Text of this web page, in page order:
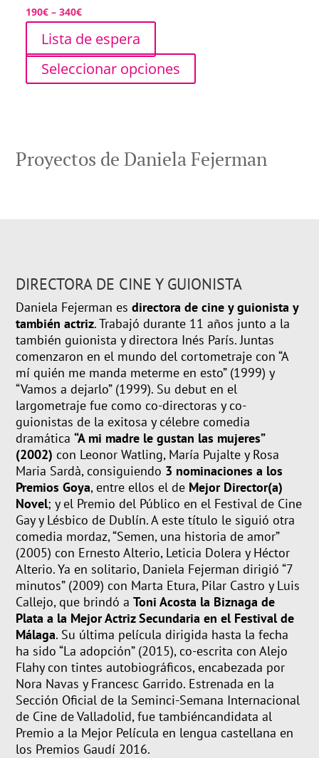
190€ –340€
Lista de espera
Seleccionar opciones
Proyectos de Daniela Fejerman
DIRECTORA DE CINE Y GUIONISTA
Daniela Fejermanesdirectora de cine yguionista y
también actriz.Trabajó durante 11 años junto a la
también guionista y directora Inés París.Juntas
comenzaron en el mundo del cortometraje con“A
mí quién me manda meterme en esto” (1999) y
“Vamos a dejarlo”(1999). Su debut en el
largometraje fuecomoco-directoras yco-
guionistasde la exitosa y célebrecomedia
dramática“A mi madre le gustan las mujeres”
(2002) con Leonor Watling, María Pujalte y Rosa
Maria Sardà, consiguiendo 3 nominaciones a los
Premios Goya, entre ellos el de Mejor Director(a)
Novel; y el Premio del Público en el Festival de Cine
Gay y Lésbico de Dublín. Aeste título le siguió otra
comedia mordaz,“Semen, una historia de amor”
(2005) con ErnestoAlterio,Leticia Dolera y Héctor
Alterio. Ya en solitario, Daniela Fejerman dirigió“7
minutos”(2009) con Marta Etura, Pilar Castro y Luis
Callejo, que brindó aToni Acosta la Biznaga de
Plata a la Mejor Actriz Secundaria en el Festival de
Málaga. Su última película dirigida hasta la fecha
ha sido“La adopción”(2015),co-escrita con Alejo
Flahy con tintes autobiográficos,encabezada por
Nora Navas y Francesc Garrido. Estrenada en la
Sección Oficial de la Seminci-Semana Internacional
de Cine de Valladolid, fue tambiéncandidata al
Premio a la Mejor Película en lengua castellana en
los Premios Gaudí 2016.